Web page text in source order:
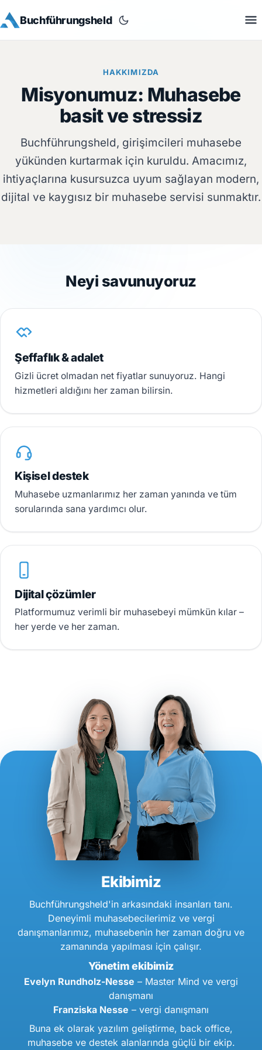
Buchführungsheld
HAKKIMIZDA
Misyonumuz: Muhasebe
basit ve stressiz
Buchführungsheld, girişimcileri muhasebe
yükünden kurtarmak için kuruldu. Amacımız,
ihtiyaçlarına kusursuzca uyum sağlayan modern,
dijital ve kaygısız bir muhasebe servisi sunmaktır.
Neyi savunuyoruz
Şeffaflık & adalet
Gizli ücret olmadan net fiyatlar sunuyoruz. Hangi
hizmetleri aldığını her zaman bilirsin.
Kişisel destek
Muhasebe uzmanlarımız her zaman yanında ve tüm
sorularında sana yardımcı olur.
Dijital çözümler
Platformumuz verimli bir muhasebeyi mümkün kılar –
her yerde ve her zaman.
Ekibimiz
Buchführungsheld'in arkasındaki insanları tanı.
Deneyimli muhasebecilerimiz ve vergi
danışmanlarımız, muhasebenin her zaman doğru ve
zamanında yapılması için çalışır.
Yönetim ekibimiz
Evelyn Rundholz-Nesse – Master Mind ve vergi
danışmanı
Franziska Nesse – vergi danışmanı
Buna ek olarak yazılım geliştirme, back office,
muhasebe ve destek alanlarında güçlü bir ekip.